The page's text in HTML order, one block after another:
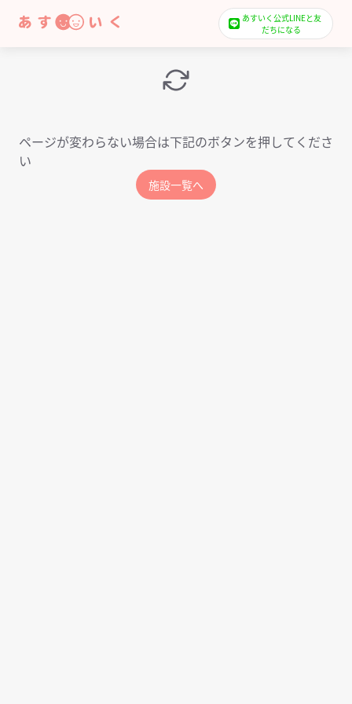
あすいく公式LINEと友
だちになる
ページが変わらない場合は下記のボタンを押してくださ
い
施設一覧へ